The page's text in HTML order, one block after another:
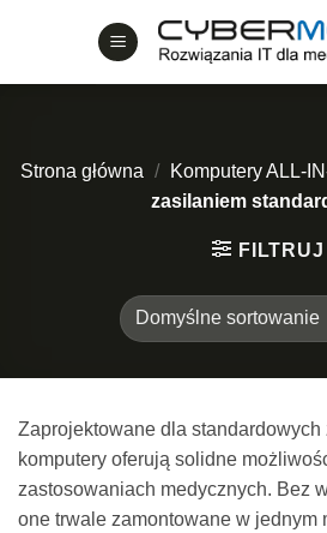
Strona główna / Komputery ALL-
zasilaniem
FILTRUJ
Zaprojektowane dla standardowych
komputery oferują solidne
zastosowaniach medycznych. Bez
one trwale zamontowane w jednym